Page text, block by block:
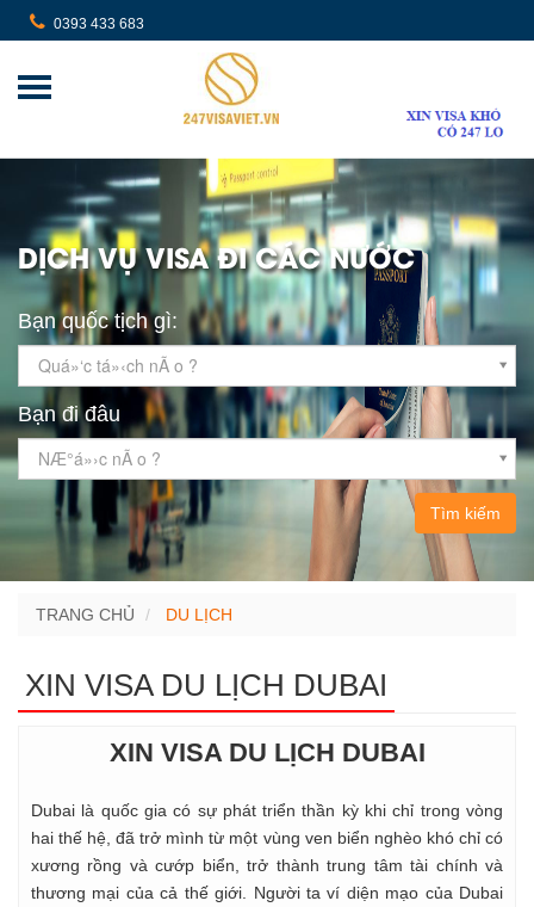
0393 433 683
DỊCH VỤ VISA ĐI CÁC NƯỚC
Bạn quốc tịch gì:
Quá»‘c tá»‹ch nÃ o ?
Bạn đi đâu
NÆ°á»›c nÃ o ?
Tìm kiếm
TRANG CHỦ DU LỊCH
XIN VISA DU LỊCH DUBAI
XIN VISA DU LỊCH DUBAI
Dubai là quốc gia có sự phát triển thần kỳ khi chỉ trong vòng
hai thế hệ, đã trở mình từ một vùng ven biển nghèo khó chỉ có
xương rồng và cướp biển, trở thành trung tâm tài chính và
thương mại của cả thế giới. Người ta ví diện mạo của Dubai